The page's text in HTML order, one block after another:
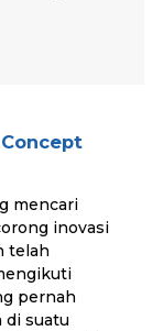
mencari
inovasi
telah
pernah
di suatu